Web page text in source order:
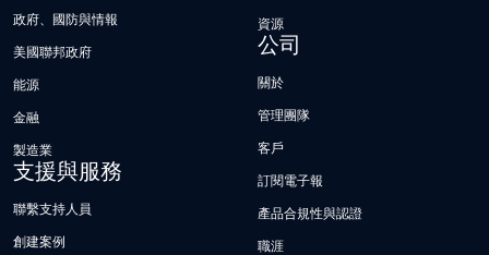
政府、國防與情報
美國聯邦政府
能源
金融
製造業
支援與服務
聯繫支持人員
創建案例
資源
公司
關於
管理團隊
客戶
訂閱電子報
產品合規性與認證
職涯